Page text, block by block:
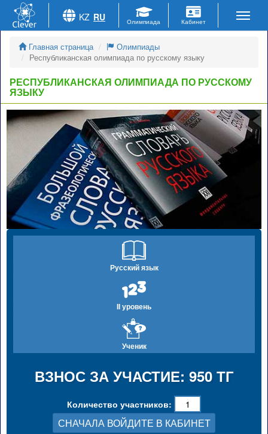
Главная страница
Олимпиады
Республиканская олимпиада по русскому языку
РЕСПУБЛИКАНСКАЯ ОЛИМПИАДА ПО РУССКОМУ
ЯЗЫКУ
Русский язык
II уровень
Ученик
ВЗНОС ЗА УЧАСТИЕ: 950 ТГ
Количество участников:
СНАЧАЛА ВОЙДИТЕ В КАБИНЕТ
KZ RU